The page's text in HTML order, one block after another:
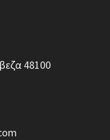
48100